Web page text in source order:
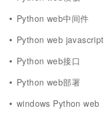
Python web中间件
Python web javascript
Python web接口
Python web部署
windows Python web